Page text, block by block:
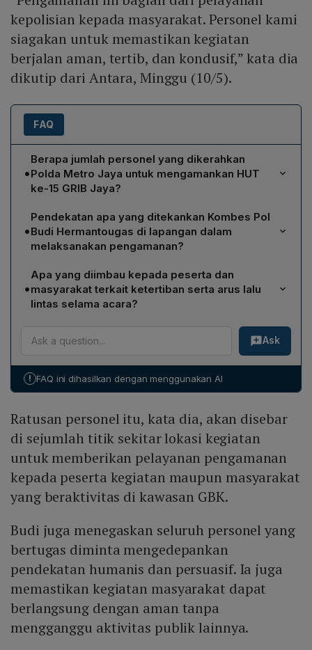
kepolisian kepada masyarakat. Personel kami
siagakan untuk memastikan kegiatan
berjalan aman, tertib, dan kondusif,” kata dia
dikutip dari Antara, Minggu (10/5).
FAQ
•
Berapa jumlah personel yang dikerahkan
Polda Metro Jaya untuk mengamankan HUT
ke-15 GRIB Jaya?
Polda Metro Jaya menurunkan sebanyak 480 personel
untuk mengamankan kegiatan HUT ke-15 Gerakan
Rakyat Indonesia Bersatu (GRIB) Jaya di Istora Gelora
Bung Karno Senayan.
•
Pendekatan apa yang ditekankan Kombes Pol
Budi Hermantougas di lapangan dalam
melaksanakan pengamanan?
Kombes Pol Budi Hermanto menekankan agar petugas
mengedepankan pendekatan humanis dan persuasif,
serta melaksanakan pengamanan secara profesional
•
Apa yang diimbau kepada peserta dan
masyarakat terkait ketertiban serta arus lalu
lintas selama acara?
Masyarakat dan peserta diimbau untuk menjaga
ketertiban, mengikuti arahan petugas, memperhatikan
informasi lalu lintas, dan bila membutuhkan bantuan
Ask
! FAQ ini dihasilkan dengan menggunakan AI
Ratusan personel itu, kata dia, akan disebar
di sejumlah titik sekitar lokasi kegiatan
untuk memberikan pelayanan pengamanan
kepada peserta kegiatan maupun masyarakat
yang beraktivitas di kawasan GBK.
Budi juga menegaskan seluruh personel yang
bertugas diminta mengedepankan
pendekatan humanis dan persuasif. Ia juga
memastikan kegiatan masyarakat dapat
berlangsung dengan aman tanpa
mengganggu aktivitas publik lainnya.